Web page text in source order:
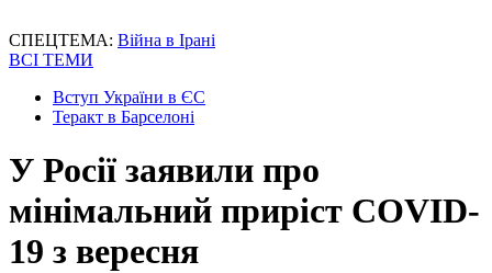
СПЕЦТЕМА: Війна в Ірані
ВСІ ТЕМИ
Вступ України в ЄС
Теракт в Барселоні
У Росії заявили про
мінімальний приріст COVID-
19 з вересня